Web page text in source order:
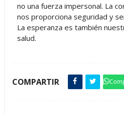
no una fuerza impersonal. La
nos proporciona seguridad y
La esperanza es también
salud.
COMPARTIR